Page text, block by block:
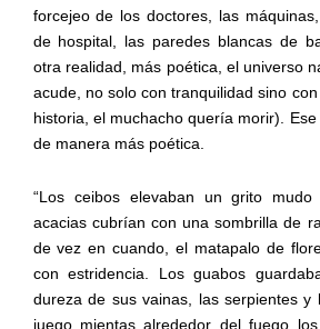
forcejeo de los doctores, las
de hospital, las paredes blancas de
otra realidad, más poética, el universo
acude, no solo con tranquilidad sino
historia, el muchacho quería morir).
de manera más poética.
“Los ceibos elevaban un grito
acacias cubrían con una sombrilla de
de vez en cuando, el matapalo de
con estridencia. Los guabos
dureza de sus vainas, las serpientes y
juego mientas alrededor del fuego